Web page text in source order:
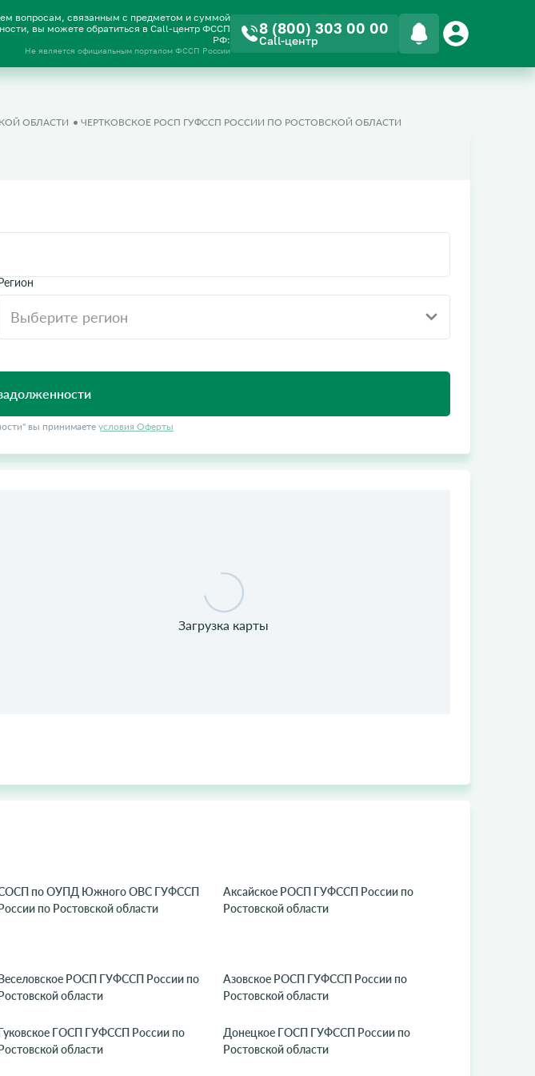
вопросам, связанным с предметом и суммой
вы можете обратиться в Call-центр ФССП
РФ:
Не является официальным порталом ФССП России
8 (800) 303 00 00
Call-центр
ОБЛАСТИ ЧЕРТКОВСКОЕ РОСП ГУФССП РОССИИ ПО РОСТОВСКОЙ ОБЛАСТИ
вы принимаете условия Оферты
по ОУПД Южного ОВС ГУФССП
по Ростовской области
Аксайское РОСП ГУФССП России по
Ростовской области
РОСП ГУФССП России по
области
Азовское РОСП ГУФССП России по
Ростовской области
ГОСП ГУФССП России по
области
Донецкое ГОСП ГУФССП России по
Ростовской области